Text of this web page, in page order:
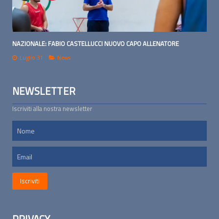
NAZIONALE: FABIO CASTELLUCCI NUOVO CAPO ALLENATORE
Luglio 31 News
NEWSLETTER
Iscriviti alla nostra newsletter